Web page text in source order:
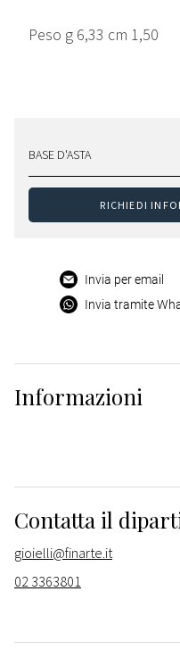
Peso g 6,33 cm 1,50
BASE D'ASTA
RICHIEDI
Invia per email
Invia tramite
Informazioni
Contatta il
gioielli@finarte.it
02 3363801